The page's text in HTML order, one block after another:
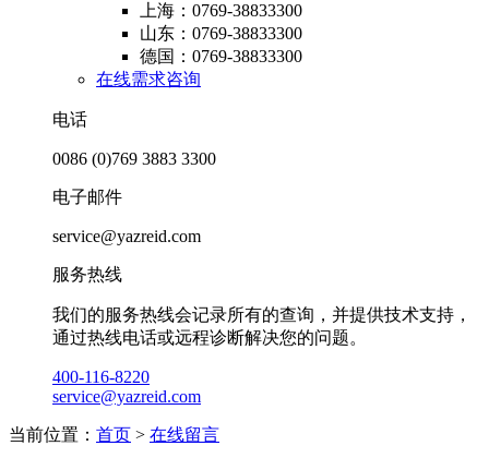
上海：0769-38833300
山东：0769-38833300
德国：0769-38833300
在线需求咨询
电话
0086 (0)769 3883 3300
电子邮件
service@yazreid.com
服务热线
我们的服务热线会记录所有的查询，并提供技术支持，
通过热线电话或远程诊断解决您的问题。
400-116-8220
service@yazreid.com
当前位置： 首页 > 在线留言